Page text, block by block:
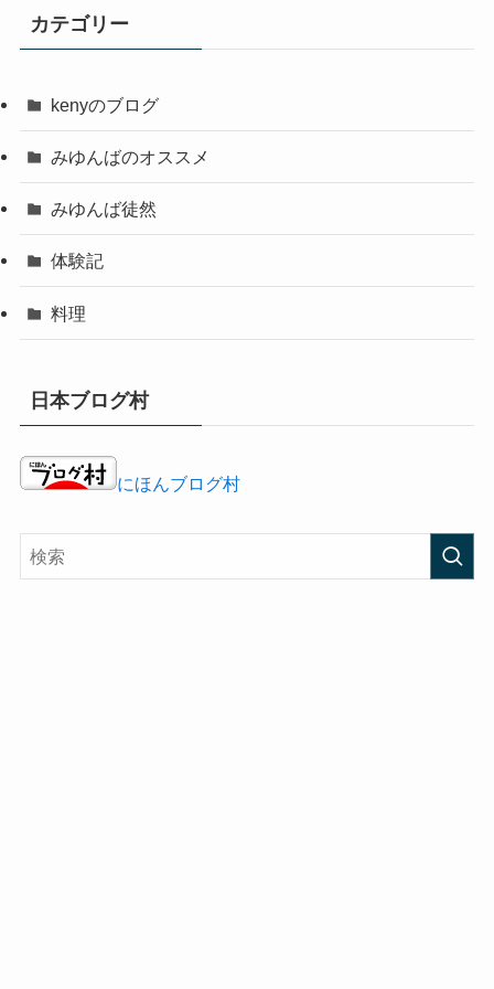
カテゴリー
kenyのブログ
みゆんばのオススメ
みゆんば徒然
体験記
料理
日本ブログ村
にほんブログ村